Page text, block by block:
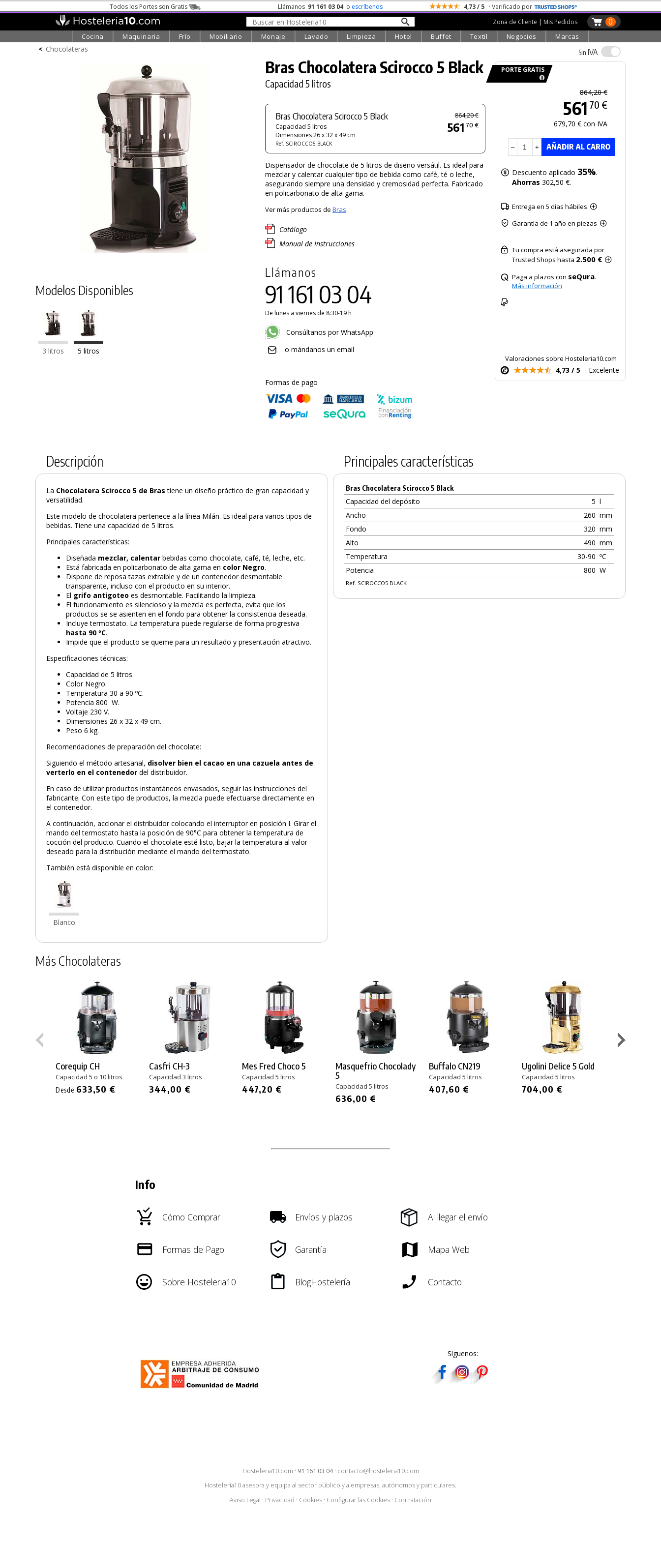
Todos los Portes son Gratis Llámanos 91 161 03 04 o escríbenos 4,73 / 5 · Verificado por
0
Zona de Cliente | Mis Pedidos
Cocina Maquinaria Frío Mobiliario Menaje Lavado Limpieza Hotel Buffet Textil Negocios Marcas
< Chocolateras
Modelos Disponibles
3 litros 5 litros
Bras Chocolatera Scirocco 5 Black
Capacidad 5 litros
Bras Chocolatera Scirocco 5 Black
Capacidad 5 litros
Dimensiones 26 x 32 x 49 cm
Ref. SCIROCCO5 BLACK
864,20 €
561 70 €
Dispensador de chocolate de 5 litros de diseño versátil. Es ideal para
mezclar y calentar cualquier tipo de bebida como café, té o leche,
asegurando siempre una densidad y cremosidad perfecta. Fabricado
en policarbonato de alta gama.
Ver más productos de Bras.
Catálogo
Manual de Instrucciones
Llámanos
91 161 03 04
De lunes a viernes de 8:30-19 h
Consúltanos por WhatsApp
o mándanos un email
Formas de pago
Sin IVA
PORTE GRATIS
864,20 €
561 70 €
679,70 € con IVA
– +
Descuento aplicado 35%.
Ahorras 302,50 €.
Entrega en 5 días hábiles
Garantía de 1 año en piezas
Tu compra está asegurada por
Trusted Shops hasta 2.500 €
Paga a plazos con seQura.
Más información
Valoraciones sobre Hosteleria10.com
4,73 / 5 · Excelente
Descripción
La Chocolatera Scirocco 5 de Brastiene un diseño práctico de gran capacidad y
versatilidad.
Este modelo de chocolatera pertenece a la línea Milán. Es ideal para varios tipos de
bebidas. Tiene una capacidad de 5 litros.
Principales características:
Diseñada mezclar, calentar bebidas como chocolate, café, té, leche, etc.
Está fabricada en policarbonato de alta gama en color Negro.
Dispone de reposa tazas extraíble y de un contenedor desmontable
transparente, incluso con el producto en su interior.
El grifo antigoteo es desmontable. Facilitando la limpieza.
El funcionamiento es silencioso y la mezcla es perfecta, evita que los
productos se se asienten en el fondo para obtener la consistencia deseada.
Incluye termostato. La temperatura puede regularse de forma progresiva
hasta 90 ºC.
Impide que el producto se queme para un resultado y presentación atractivo.
Especificaciones técnicas:
Capacidad de 5 litros.
Color Negro.
Temperatura 30 a 90 ºC.
Potencia 800 W.
Voltaje 230 V.
Dimensiones 26 x 32 x 49 cm.
Peso 6 kg.
Recomendaciones de preparación del chocolate:
Siguiendo el método artesanal, disolver bien el cacao en una cazuela antes de
verterlo en el contenedor del distribuidor.
En caso de utilizar productos instantáneos envasados, seguir las instrucciones del
fabricante. Con este tipo de productos, la mezcla puede efectuarse directamente en
el contenedor.
A continuación, accionar el distribuidor colocando el interruptor en posición I. Girar el
mando del termostato hasta la posición de 90°C para obtener la temperatura de
cocción del producto. Cuando el chocolate esté listo, bajar la temperatura al valor
deseado para la distribución mediante el mando del termostato.
También está disponible en color:
Blanco
Principales características
Bras Chocolatera Scirocco 5 Black
Capacidad del depósito 5 l
Ancho
260 mm
Fondo
320 mm
Alto
490 mm
Temperatura
30-90 ºC
Potencia
800 W
Ref. SCIROCCO5 BLACK
Más Chocolateras
Corequip CH
Capacidad 5 o 10 litros
Desde 633,50 €
Casfri CH-3
Capacidad 3 litros
344,00 €
Mes Fred Choco 5
Capacidad 5 litros
447,20 €
Masquefrio Chocolady
5
Capacidad 5 litros
636,00 €
Buffalo CN219
Capacidad 5 litros
407,60 €
Ugolini Delice 5 Gold
Capacidad 5 litros
704,00 €
Info
Cómo Comprar Envíos y plazos Al llegar el envío
Formas de Pago Garantía Mapa Web
Sobre Hosteleria10 BlogHostelería Contacto
Síguenos:
Hosteleria10.com · 91 161 03 04· contacto@hosteleria10.com
Hosteleria10 asesora y equipa al sector público y a empresas, autónomos y particulares.
Aviso Legal · Privacidad · Cookies · Configurar las Cookies · Contratación